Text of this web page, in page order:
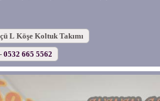
L Köşe Koltuk Takımı
0532 665 5562